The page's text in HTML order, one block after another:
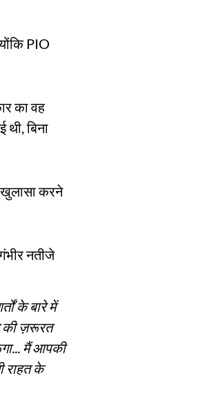
PIO
का वह
बिना
खुलासा करने
नतीजे
के बारे में
की ज़रूरत
मैं आपकी
राहत के